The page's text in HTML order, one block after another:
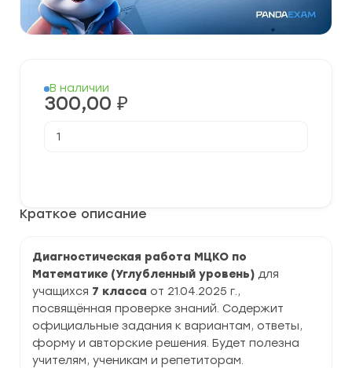
Краткое описание
Диагностическая работа МЦКО по
Математике (Углубленный уровень) для
учащихся 7 класса от 21.04.2025 г.,
посвящённая проверке знаний. Содержит
официальные задания к вариантам, ответы,
форму и авторские решения. Будет полезна
учителям, ученикам и репетиторам.
В наличии
300,00 ₽
товара
Математике
7
класс
задания
и
ответы